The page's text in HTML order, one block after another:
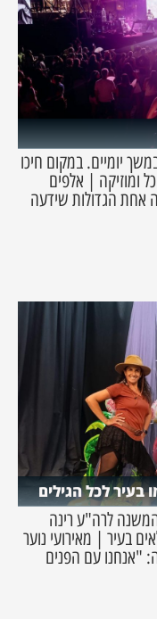
יומיים. במקום חיכו
ומוזיקה | אלפים
אחת הגדולות שידעה
בעיר לכל הגילים
לרה"ע רינה
בעיר | מאירועי נוער
"אנחנו עם הפנים